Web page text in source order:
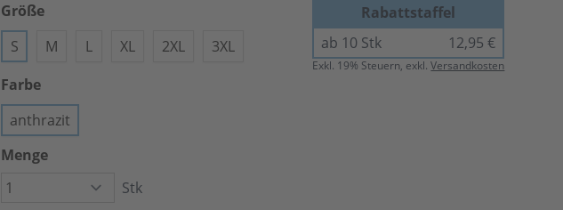
Größe
S
M L XL 2XL
3XL
Farbe
anthrazit
Menge
Stk
Rabattstaffel
ab 10 Stk
12,95 €
Exkl. 19% Steuern, exkl.Versandkosten